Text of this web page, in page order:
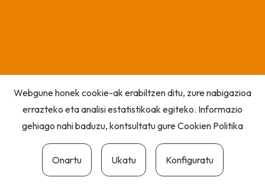
Webgune honek cookie-ak erabiltzen ditu, zure nabigazioa
errazteko eta analisi estatistikoak egiteko. Informazio
gehiago nahi baduzu, kontsultatu gureCookien Politika
Onartu Ukatu Konfiguratu